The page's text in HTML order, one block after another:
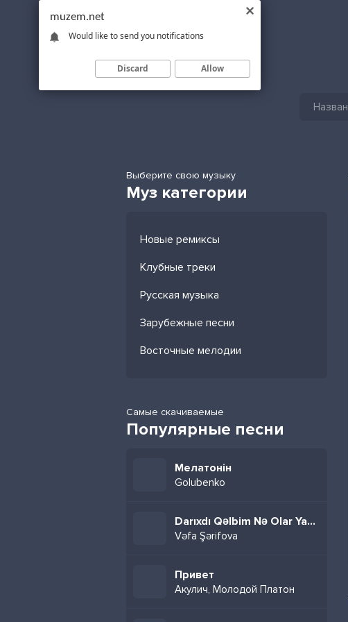
Выберите свою музыку
Муз категории
Новые ремиксы
Клубные треки
Русская музыка
Зарубежные песни
Восточные мелодии
Самые скачиваемые
Популярные песни
Мелатонін
Golubenko
Darıxdı Qəlbim Nə Olar Yaz Mənə
Vəfa Şərifova
Привет
Акулич, Молодой Платон
muzem.net
Would like to send you notifications
Discard Allow